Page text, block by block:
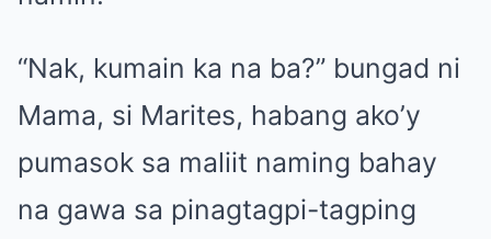
“Nak, kumain ka na ba?” bungad ni
Mama, si Marites, habang ako’y
pumasok sa maliit naming bahay
na gawa sa pinagtagpi-tagping